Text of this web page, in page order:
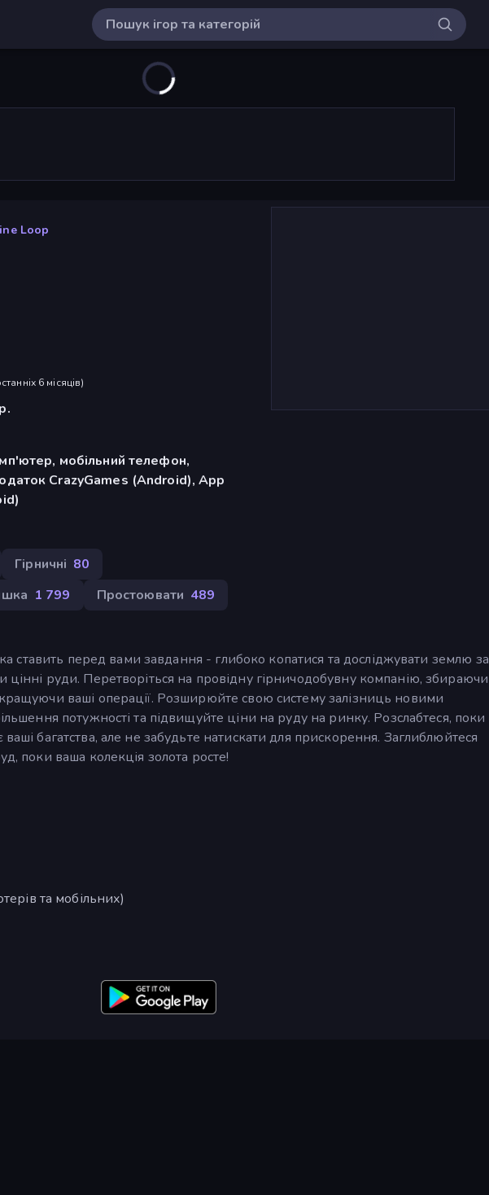
Loop
6 місяців)
мобільний телефон,
CrazyGames (Android), App
Гірничні 80
1 799 Простоювати 489
ставить перед вами завдання - глибоко копатися та досліджувати землю за
руди. Перетворіться на провідну гірничодобувну компанію, збираючи
ваші операції. Розширюйте свою систему залізниць новими
потужності та підвищуйте ціни на руду на ринку. Розслабтеся, поки
багатства, але не забудьте натискати для прискорення. Заглиблюйтеся
поки ваша колекція золота росте!
та мобільних)